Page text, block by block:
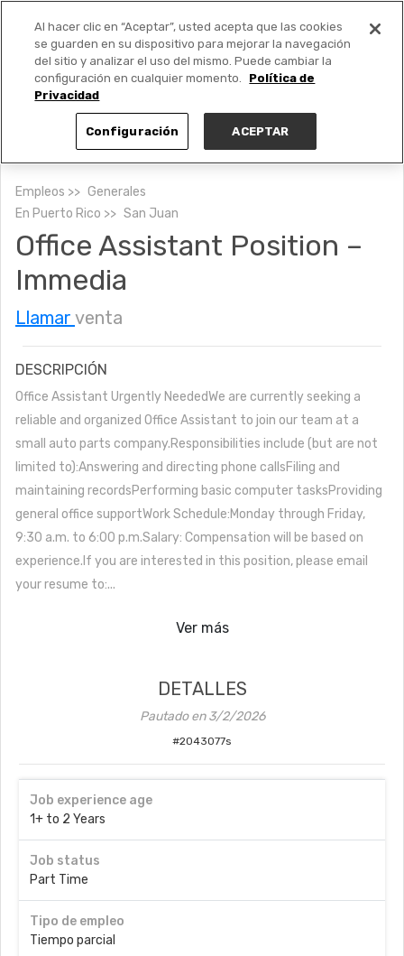
PUBLICA GRATIS +
Empleos
Generales
En Puerto Rico San Juan
Office Assistant Position –
Immedia
Llamar venta
DESCRIPCIÓN
Office Assistant Urgently NeededWe are currently seeking a
reliable and organized Office Assistant to join our team at a
small auto parts company.Responsibilities include (but are not
limited to):Answering and directing phone callsFiling and
maintaining recordsPerforming basic computer tasksProviding
general office supportWork Schedule:Monday through Friday,
9:30 a.m. to 6:00 p.m.Salary: Compensation will be based on
experience.If you are interested in this position, please email
your resume to:...
Ver más
DETALLES
Pautado en3/2/2026
#2043077s
Job experience age
1+ to 2 Years
Job status
Part Time
Tipo de empleo
Tiempo parcial
Al hacer clic en “Aceptar”, usted acepta que las cookies
se guarden en su dispositivo para mejorar la navegación
del sitio y analizar el uso del mismo. Puede cambiar la
configuración en cualquier momento.
Política de
Privacidad
Configuración ACEPTAR